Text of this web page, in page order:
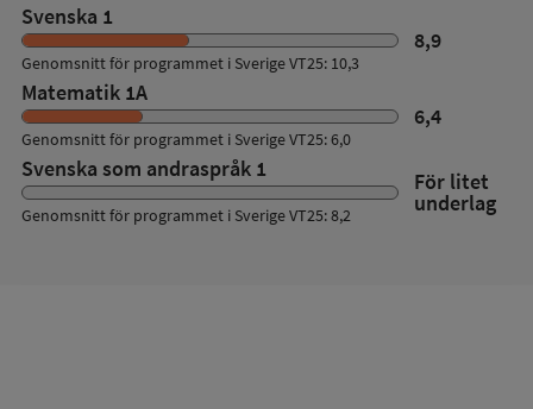
Svenska 1
8,9
Genomsnitt för programmet i Sverige VT25: 10,3
Matematik 1A
6,4
Genomsnitt för programmet i Sverige VT25: 6,0
Svenska som andraspråk 1 För litet
underlag
Genomsnitt för programmet i Sverige VT25: 8,2